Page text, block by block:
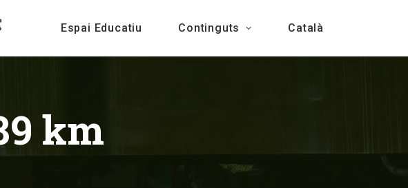
Espai Educatiu Continguts Català
km